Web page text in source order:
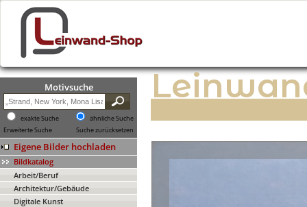
Motivsuche
exakte Suche
ähnliche Suche
Erweiterte Suche
Suche zurücksetzen
Eigene Bilder hochladen
Bildkatalog
Arbeit/Beruf
Architektur/Gebäude
Digitale Kunst